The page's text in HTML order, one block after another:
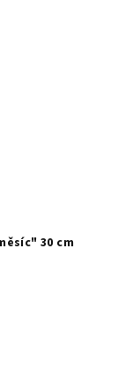
30 cm